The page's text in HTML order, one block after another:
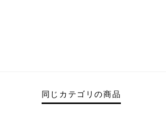
同じカテゴリの商品